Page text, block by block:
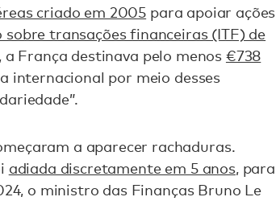
criado em 2005 para apoiar ações
sobre transações financeiras (ITF) de
França destinava pelo menos €738
internacional por meio desses
a aparecer rachaduras.
adiada discretamente em 5 anos, para
o ministro das Finanças Bruno Le